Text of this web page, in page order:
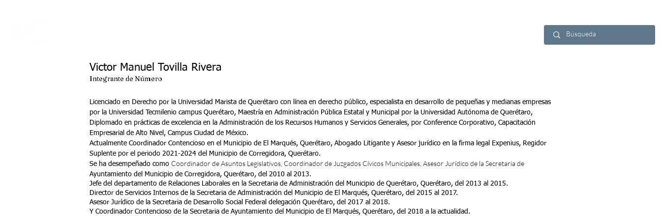
Victor Manuel Tovilla Rivera
Integrante de Número
Licenciado en Derecho por la Universidad Marista de Querétaro con línea en derecho público, especialista en desarrollo de pequeñas y medianas empresas
por la Universidad Tecmilenio campus Querétaro, Maestría en Administración Pública Estatal y Municipal por la Universidad Autónoma de Querétaro,
Diplomado en prácticas de excelencia en la Administración de los Recursos Humanos y Servicios Generales, por Conference Corporativo, Capacitación
Empresarial de Alto Nivel, Campus Ciudad de México.
Actualmente Coordinador Contencioso en el Municipio de El Marqués, Querétaro, Abogado Litigante y Asesor jurídico en la firma legal Expenius, Regidor
Suplente por el periodo 2021-2024 del Municipio de Corregidora, Querétaro.
Se ha desempeñado como Coordinador de Asuntos Legislativos, Coordinador de Juzgados Cívicos Municipales, Asesor Jurídico de la Secretaria de
Ayuntamiento del Municipio de Corregidora, Querétaro, del 2010 al 2013.
Jefe del departamento de Relaciones Laborales en la Secretaria de Administración del Municipio de Querétaro, Querétaro, del 2013 al 2015.
Director de Servicios Internos de la Secretaria de Administración del Municipio de El Marqués, Querétaro, del 2015 al 2017.
Asesor Jurídico de la Secretaria de Desarrollo Social Federal delegación Querétaro, del 2017 al 2018.
Y Coordinador Contencioso de la Secretaria de Ayuntamiento del Municipio de El Marqués, Querétaro, del 2018 a la actualidad.